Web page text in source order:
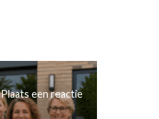
Plaats een reactie